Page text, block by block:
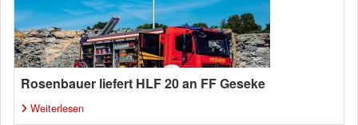
Rosenbauer liefert HLF 20 an FF Geseke
Weiterlesen